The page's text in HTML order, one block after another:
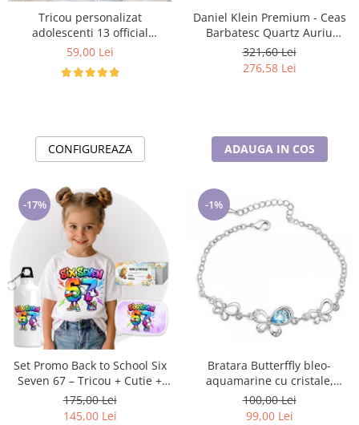
Tricou personalizat
adolescenti 13 official
Teenager Cadou Inspirat59,00 Lei
CONFIGUREAZA
Daniel Klein Premium - Ceas
Barbatesc Quartz Auriu
DK.6.14205-4
321,60 Lei
276,58 Lei
ADAUGA IN COS
-17%
Set Promo Back to School Six
Seven 67 – Tricou + Cutie +
Bidon Personalizat pentru
copilul tău
175,00 Lei
145,00 Lei
-1%
Bratara Butterffly bleo-
aquamarine cu cristale,
placata cu aur 18K
100,00 Lei
99,00 Lei